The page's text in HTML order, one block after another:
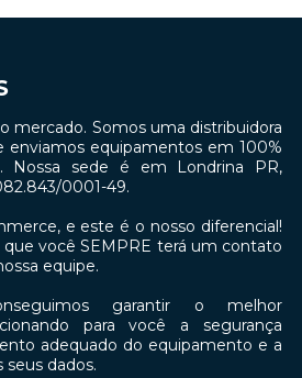
mercado. Somos uma distribuidora
enviamos equipamentos em 100%
Nossa sede é em Londrina PR,
0001-49.
e este é o nosso diferencial!
você SEMPRE terá um contato
equipe.
garantir o melhor
para você a segurança
adequado do equipamento e a
dados.